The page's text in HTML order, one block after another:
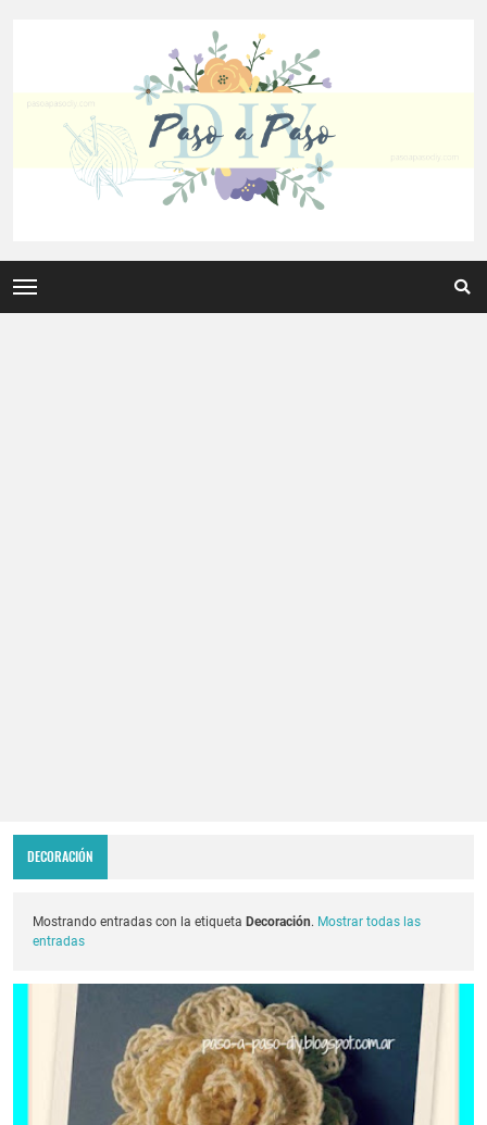
DECORACIÓN
Mostrando entradas con la etiqueta Decoración. Mostrar todas las
entradas